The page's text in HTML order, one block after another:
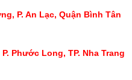
P. An Lạc, Quận Bình Tân
Phước Long, TP. Nha Trang